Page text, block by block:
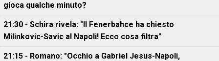
gioca qualche minuto?
21:30 - Schira rivela: "Il Fenerbahce ha chiesto
Milinkovic-Savic al Napoli! Ecco cosa filtra"
21:15 - Romano: "Occhio a Gabriel Jesus-Napoli,